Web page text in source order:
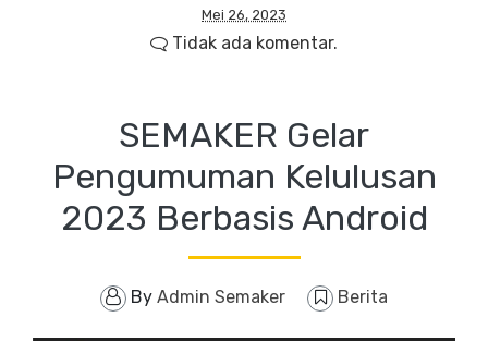
Mei 26, 2023
Tidak ada komentar.
SEMAKER Gelar
Pengumuman Kelulusan
2023 Berbasis Android
By Admin Semaker Berita